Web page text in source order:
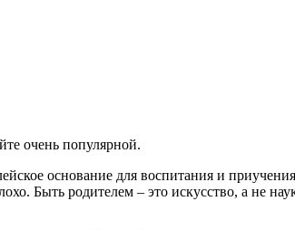
очень популярной.
основание для воспитания и
Быть родителем – это искусство, а не